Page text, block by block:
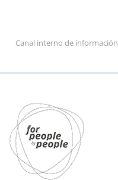
Canal interno de información